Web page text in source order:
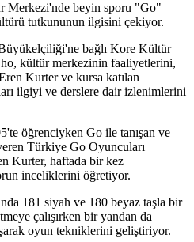
Merkezi'nde beyin sporu "Go"
tutkununun ilgisini çekiyor.
bağlı Kore Kültür
kültür merkezinin faaliyetlerini,
Kurter ve kursa katılan
ilgiyi ve derslere dair izlenimlerini
öğrenciyken Go ile tanışan ve
Türkiye Go Oyuncuları
Kurter, haftada bir kez
inceliklerini öğretiyor.
181 siyah ve 180 beyaz taşla bir
çalışırken bir yandan da
oyun tekniklerini geliştiriyor.